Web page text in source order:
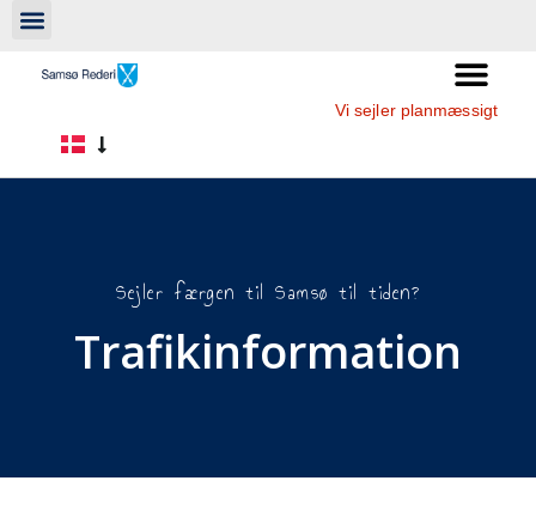
Vi sejler planmæssigt
Sejler færgen til Samsø til tiden?
Trafikinformation